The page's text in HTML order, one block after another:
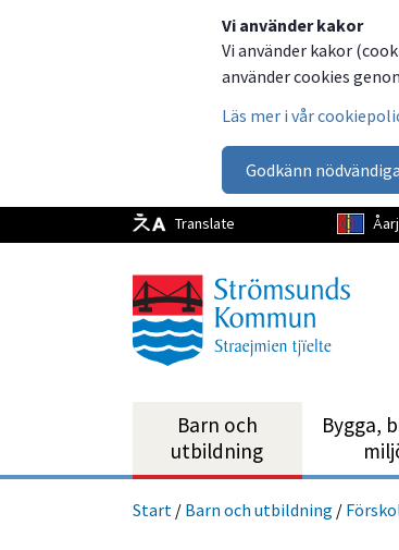
Vi använder kakor
Vi använder kakor
använder cookies
Läs mer i vår
Godkänn
Translate
Barn och
utbild­ning
Bygga,
Start / Barn och utbild­ning /